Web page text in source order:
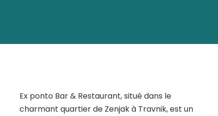
Ex ponto Bar & Restaurant, situé dans le
charmant quartier de Zenjak à Travnik, est un